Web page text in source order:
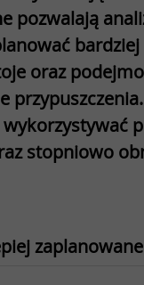
pozwalają
oraz
stopniowo